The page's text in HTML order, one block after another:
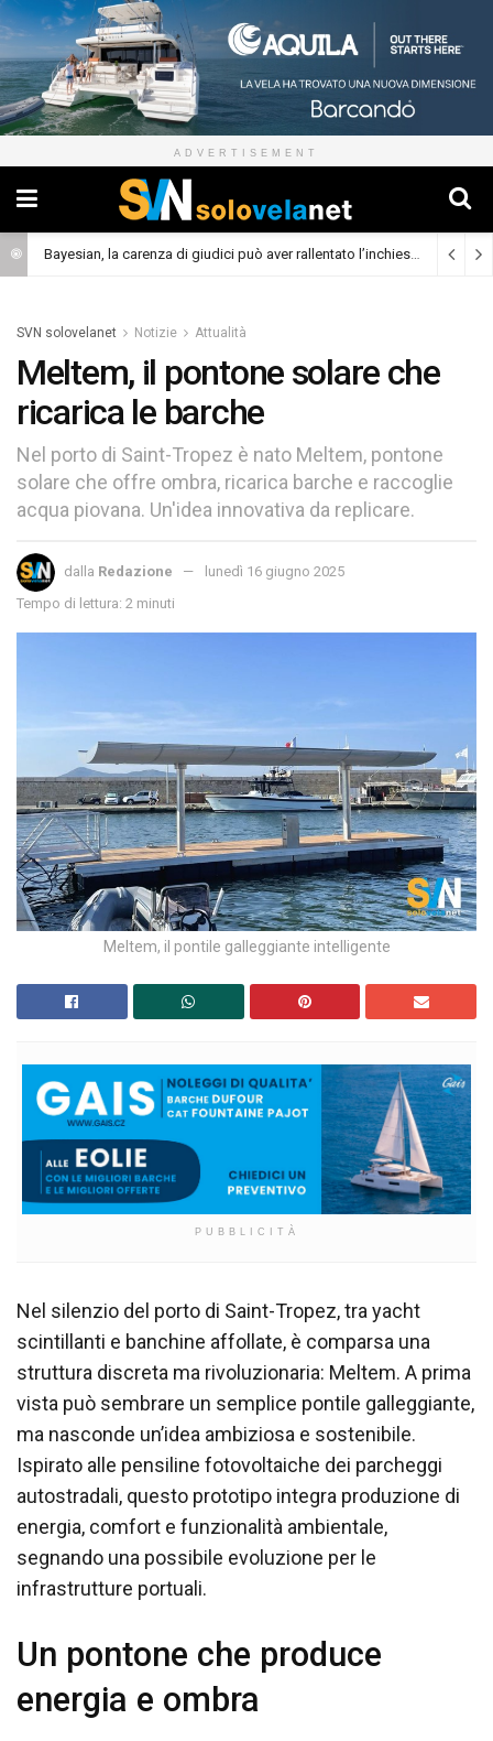
ADVERTISEMENT
Bayesian, la carenza di giudici può aver rallentato l’inchiesta (Cronaca)
SVN solovelanet Notizie Attualità
Meltem, il pontone solare che
ricarica le barche
Nel porto di Saint-Tropez è nato Meltem, pontone
solare che offre ombra, ricarica barche e raccoglie
acqua piovana. Un'idea innovativa da replicare.
dalla Redazione
lunedì 16 giugno 2025
Tempo di lettura: 2 minuti
Meltem, il pontile galleggiante intelligente
PUBBLICITÀ
Nel silenzio del porto di Saint-Tropez, tra yacht
scintillanti e banchine affollate, è comparsa una
struttura discreta ma rivoluzionaria: Meltem. A prima
vista può sembrare un semplice pontile galleggiante,
ma nasconde un’idea ambiziosa e sostenibile.
Ispirato alle pensiline fotovoltaiche dei parcheggi
autostradali, questo prototipo integra produzione di
energia, comfort e funzionalità ambientale,
segnando una possibile evoluzione per le
infrastrutture portuali.
Un pontone che produce
energia e ombra